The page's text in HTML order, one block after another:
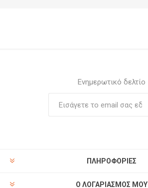
Ενημερωτικό δελτίο
ΠΛΗΡΟΦΟΡΊΕΣ
Ο ΛΟΓΑΡΙΑΣΜΌΣ ΜΟΥ